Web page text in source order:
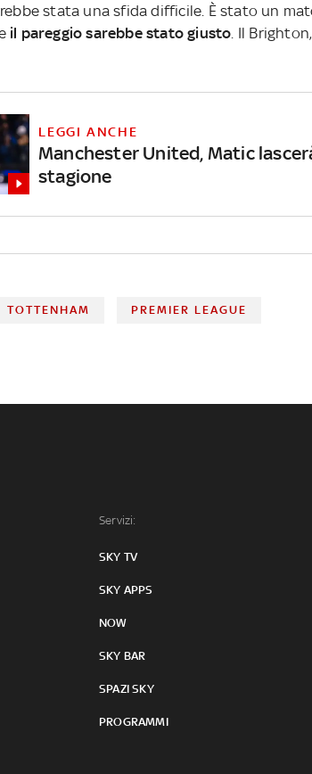
stata una sfida difficile. È stato un
il pareggio sarebbe stato giusto . Il
LEGGI ANCHE
Manchester United, Matic
stagione
TOTTENHAM PREMIER LEAGUE
Servizi:
SKY TV
SKY APPS
NOW
SKY BAR
SPAZI SKY
PROGRAMMI